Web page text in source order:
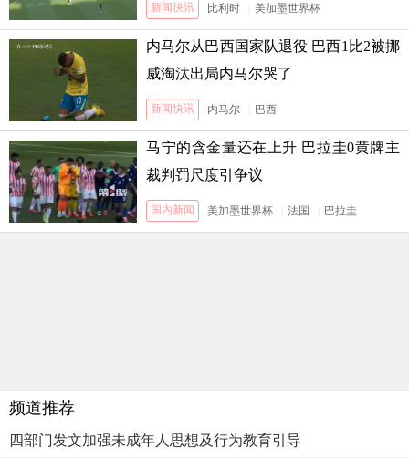
新闻快讯 比利时 美加墨世界杯
内马尔从巴西国家队退役 巴西1比2被挪
威淘汰出局内马尔哭了
新闻快讯 内马尔 巴西
马宁的含金量还在上升 巴拉圭0黄牌主
裁判罚尺度引争议
国内新闻 美加墨世界杯 法国 巴拉圭
频道推荐
四部门发文加强未成年人思想及行为教育引导